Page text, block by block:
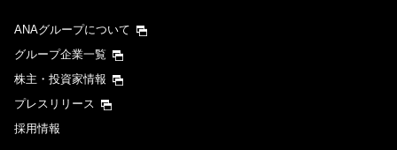
ANAグループについて
グループ企業一覧
株主・投資家情報
プレスリリース
採用情報